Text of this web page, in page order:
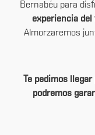
Bernabéu para
experiencia
Almorzaremos
Te pedimos
podremos